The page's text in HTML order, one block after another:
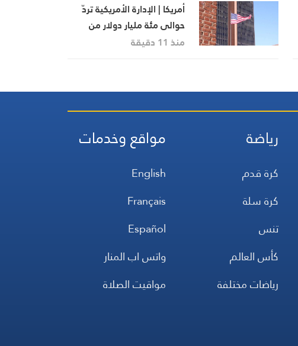
أمريكا | الإدارة الأمريكية تردّ
حوالى مئة مليار دولار من
الرسوم الجمركية
منذ 11 دقيقة
رياضة
كرة قدم
كرة سلة
تنس
كأس العالم
رياضات مختلفة
مواقع وخدمات
English
Français
Español
واتس اب المنار
مواقيت الصلاة